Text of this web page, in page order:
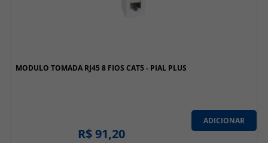
MODULO TOMADA RJ45 8 FIOS CAT5 - PIAL PLUS
R$ 91,20
ADICIONAR